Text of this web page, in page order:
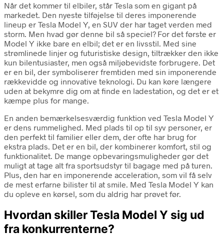
Når det kommer til elbiler, står Tesla som en gigant på
markedet. Den nyeste tilføjelse til deres imponerende
lineup er Tesla Model Y, en SUV der har taget verden med
storm. Men hvad gør denne bil så speciel? For det første er
Model Y ikke bare en elbil; det er en livsstil. Med sine
strømlinede linjer og futuristiske design, tiltrækker den ikke
kun bilentusiaster, men også miljøbevidste forbrugere. Det
er en bil, der symboliserer fremtiden med sin imponerende
rækkevidde og innovative teknologi. Du kan køre længere
uden at bekymre dig om at finde en ladestation, og det er et
kæmpe plus for mange.
En anden bemærkelsesværdig funktion ved Tesla Model Y
er dens rummelighed. Med plads til op til syv personer, er
den perfekt til familier eller dem, der ofte har brug for
ekstra plads. Det er en bil, der kombinerer komfort, stil og
funktionalitet. De mange opbevaringsmuligheder gør det
muligt at tage alt fra sportsudstyr til bagage med på turen.
Plus, den har en imponerende acceleration, som vil få selv
de mest erfarne bilister til at smile. Med Tesla Model Y kan
du opleve en kørsel, som du aldrig har prøvet før.
Hvordan skiller Tesla Model Y sig ud
fra konkurrenterne?